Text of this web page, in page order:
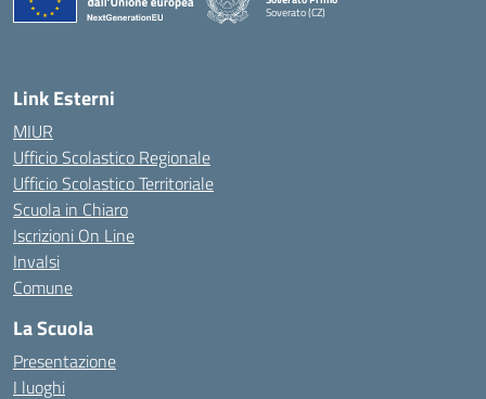
Soverato (CZ)
Link Esterni
MIUR
Ufficio Scolastico Regionale
Ufficio Scolastico Territoriale
Scuola in Chiaro
Iscrizioni On Line
Invalsi
Comune
La Scuola
Presentazione
I luoghi